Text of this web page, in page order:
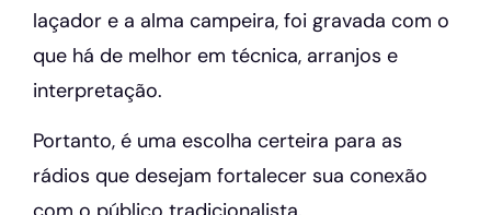
laçador e a alma campeira, foi gravada com o
que há de melhor em técnica, arranjos e
interpretação.
Portanto, é uma escolha certeira para as
rádios que desejam fortalecer sua conexão